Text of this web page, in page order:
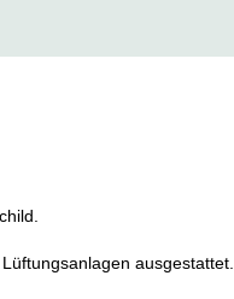
ausgestattet.